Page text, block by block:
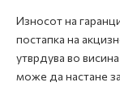
Износот на
постапка на
утврдува во
може да настане